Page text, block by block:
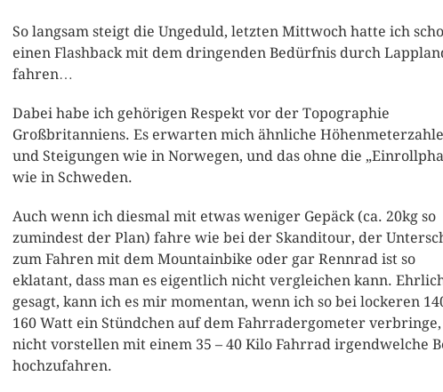
So langsam steigt die Ungeduld, letzten Mittwoch hatte ich
einen Flashback mit dem dringenden Bedürfnis durch
fahren…
Dabei habe ich gehörigen Respekt vor der Topographie
Großbritanniens. Es erwarten mich ähnliche
und Steigungen wie in Norwegen, und das ohne die
wie in Schweden.
Auch wenn ich diesmal mit etwas weniger Gepäck (ca. 20kg so
zumindest der Plan) fahre wie bei der Skanditour, der
zum Fahren mit dem Mountainbike oder gar Rennrad ist so
eklatant, dass man es eigentlich nicht vergleichen kann.
gesagt, kann ich es mir momentan, wenn ich so bei lockeren
160 Watt ein Stündchen auf dem Fahrradergometer
nicht vorstellen mit einem 35 – 40 Kilo Fahrrad irgendwelche
hochzufahren.